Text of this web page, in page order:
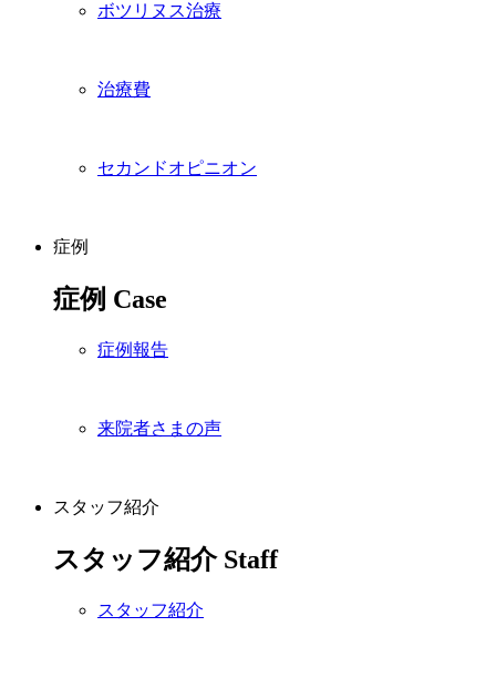
ボツリヌス治療
治療費
セカンドオピニオン
症例
症例 Case
症例報告
来院者さまの声
スタッフ紹介
スタッフ紹介 Staff
スタッフ紹介